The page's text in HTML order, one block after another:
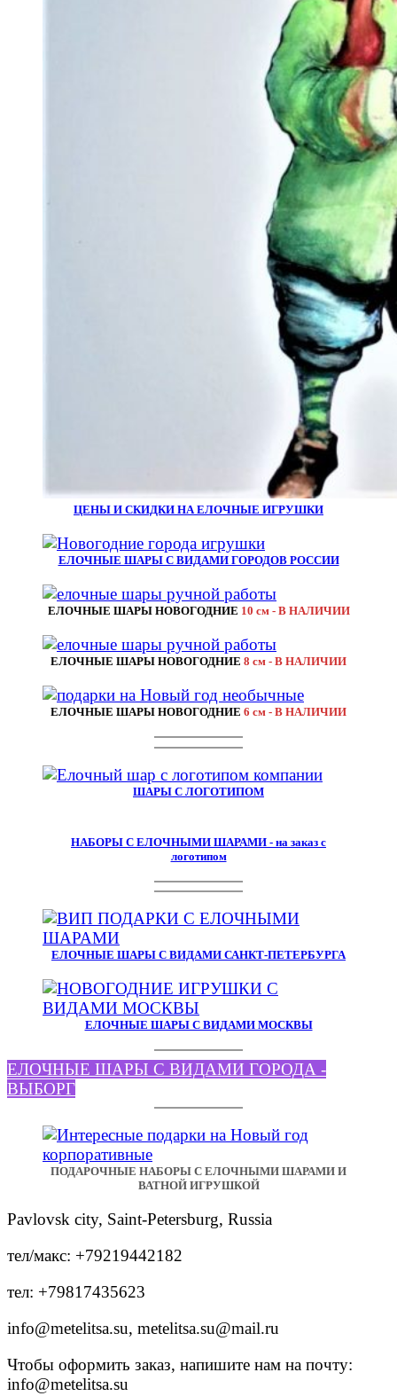
ЦЕНЫ И СКИДКИ НА ЕЛОЧНЫЕ ИГРУШКИ
ЕЛОЧНЫЕ ШАРЫ С ВИДАМИ ГОРОДОВ РОССИИ
ЕЛОЧНЫЕ ШАРЫ НОВОГОДНИЕ 10 см - В НАЛИЧИИ
ЕЛОЧНЫЕ ШАРЫ НОВОГОДНИЕ 8 см - В НАЛИЧИИ
ЕЛОЧНЫЕ ШАРЫ НОВОГОДНИЕ 6 см - В НАЛИЧИИ
ШАРЫ С ЛОГОТИПОМ
НАБОРЫ С ЕЛОЧНЫМИ ШАРАМИ - на заказ с
логотипом
ЕЛОЧНЫЕ ШАРЫ С ВИДАМИ САНКТ-ПЕТЕРБУРГА
ЕЛОЧНЫЕ ШАРЫ С ВИДАМИ МОСКВЫ
ЕЛОЧНЫЕ ШАРЫ С ВИДАМИ ГОРОДА -
ВЫБОРГ
ПОДАРОЧНЫЕ НАБОРЫ С ЕЛОЧНЫМИ ШАРАМИ И
ВАТНОЙ ИГРУШКОЙ
Pavlovsk city, Saint-Petersburg, Russia
тел/макс: +79219442182
тел: +79817435623
info@metelitsa.su, metelitsa.su@mail.ru
Чтобы оформить заказ, напишите нам на почту:
info@metelitsa.su